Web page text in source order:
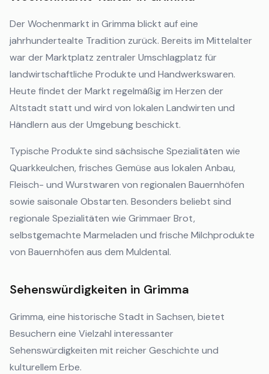
Der Wochenmarkt in Grimma blickt auf eine
jahrhundertealte Tradition zurück. Bereits im Mittelalter
war der Marktplatz zentraler Umschlagplatz für
landwirtschaftliche Produkte und Handwerkswaren.
Heute findet der Markt regelmäßig im Herzen der
Altstadt statt und wird von lokalen Landwirten und
Händlern aus der Umgebung beschickt.
Typische Produkte sind sächsische Spezialitäten wie
Quarkkeulchen, frisches Gemüse aus lokalen Anbau,
Fleisch- und Wurstwaren von regionalen Bauernhöfen
sowie saisonale Obstarten. Besonders beliebt sind
regionale Spezialitäten wie Grimmaer Brot,
selbstgemachte Marmeladen und frische Milchprodukte
von Bauernhöfen aus dem Muldental.
Sehenswürdigkeiten in Grimma
Grimma, eine historische Stadt in Sachsen, bietet
Besuchern eine Vielzahl interessanter
Sehenswürdigkeiten mit reicher Geschichte und
kulturellem Erbe.